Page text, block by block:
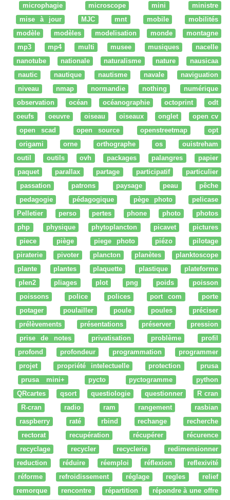
microphagie
microscope mini
ministre
mise à jour
MJC mnt mobile
mobilités
modèle
modèles modelisation monde
montagne
mp3
mp4 multi musee musiques
nacelle
nanotube
nationale naturalisme nature
nausicaa
nautic
nautique nautisme navale
naviguation
niveau
nmap normandie nothing
numérique
observation
océan océanographie octoprint
odt
oeufs
oeuvre oiseau oiseaux onglet
open cv
open scad
open source openstreetmap
opt
origami
orne orthographe os
ouistreham
outil
outils ovh packages palangres
papier
paquet
parallax partage participatif
particulier
passation
patrons paysage peau
pêche
pedagogie
pédagogique pège photo
pelicase
Pelletier
perso pertes phone photo
photos
php
physique phytoplancton picavet
pictures
piece
piège piege photo piézo
pilotage
piraterie
pivoter plancton planètes
planktoscope
plante
plantes plaquette plastique
plateforme
plen2
pliages plot png poids
poisson
poissons
police polices port com
porte
potager
poulailler poule poules
préciser
prélèvements
présentations préserver
pression
prise de notes
privatisation problème
profil
profond
profondeur programmation
programmer
projet
propriété intelectuelle protection
prusa
prusa mini+
pycto pyctogramme
python
QRcartes
qsort questiologie questionner
R cran
R-cran
radio ram rangement
rasbian
raspberry
raté rbind rechange
recherche
rectorat
recupération récupérer
récurence
recyclage
recycler recyclerie
redimensionner
reduction
réduire réemploi réflexion
reflexivité
réforme
refroidissement réglage regles
relief
remorque
rencontre répartition
répondre à une offre